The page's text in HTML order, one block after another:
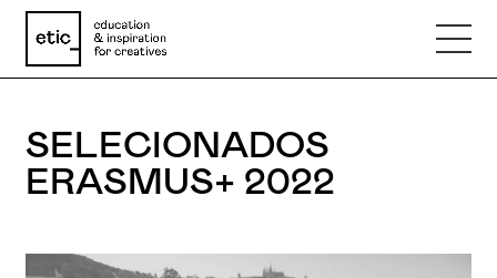
Nome
SELECIONADOS
ERASMUS+ 2022